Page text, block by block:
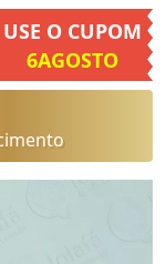
USE O CUPOM
6AGOSTO